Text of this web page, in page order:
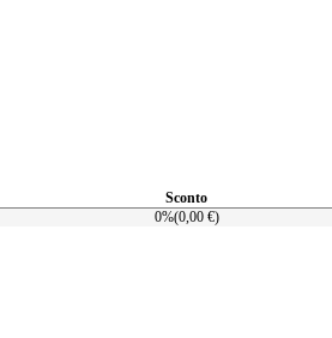
Sconto
0%(0,00 €)